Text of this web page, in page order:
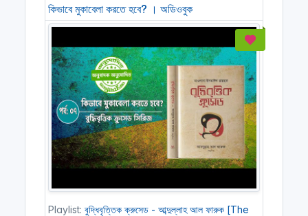
কিভাবে মুকাবেলা করতে হবে? । অডিওবুক
Playlist: বুদ্ধিবৃত্তিক ক্রুসেড - আব্দুল্লাহ আল ফারুক [The